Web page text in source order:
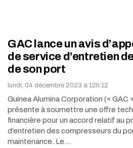
GAC lance un avis
de service d’entretien
de son port
lundi, 04 décembre 2023 à 12h:12
Guinea Alumina Corporation (« GAC
présente à soumettre une offre
financière pour un accord relatif au
d’entretien des compresseurs du
maintenance. Le…